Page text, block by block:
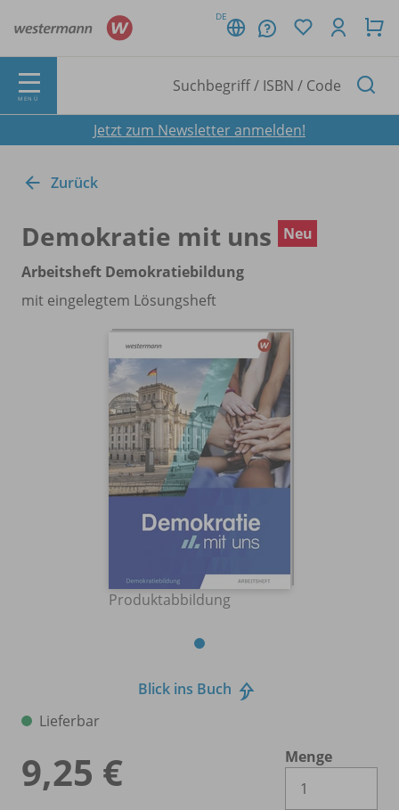
DE
MENÜ
Jetzt zum Newsletter anmelden!
Zurück
Demokratie mit uns
Neu
Arbeitsheft Demokratiebildung
mit eingelegtem Lösungsheft
Produktabbildung
Blick ins Buch
Lieferbar
9,25 €
Menge